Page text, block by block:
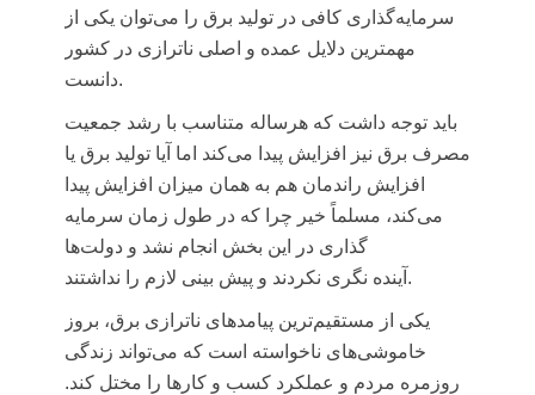
سرمایه‌گذاری کافی در تولید برق را می‌توان یکی از
مهمترین دلایل عمده و اصلی ناترازی در کشور
دانست.
باید توجه داشت که هرساله متناسب با رشد جمعیت
مصرف برق نیز افزایش پیدا می‌کند اما آیا تولید برق یا
افزایش راندمان هم به همان میزان افزایش پیدا
می‌کند، مسلماً خیر چرا که در طول زمان سرمایه
گذاری در این بخش انجام نشد و دولت‌ها
آینده نگری نکردند و پیش بینی لازم را نداشتند.
یکی از مستقیم‌ترین پیامدهای ناترازی برق، بروز
خاموشی‌های ناخواسته است که می‌تواند زندگی
روزمره مردم و عملکرد کسب و کارها را مختل کند.